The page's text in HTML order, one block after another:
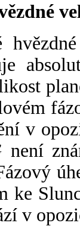
v
není
ke
v